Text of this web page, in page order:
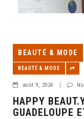
BEAUTÉ & MODE
BEAUTÉ & MODE
août 9, 2024 |
HAPPY
GUADELOUPE